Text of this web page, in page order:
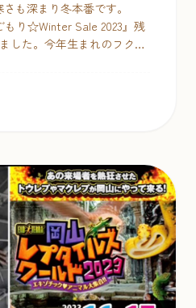
も深まり冬本番です。
もり☆Winter Sale 2023』残
した。今年生まれのフクロ